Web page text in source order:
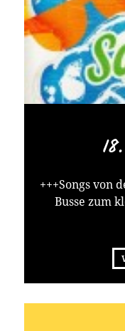
+++Songs von
Busse zum